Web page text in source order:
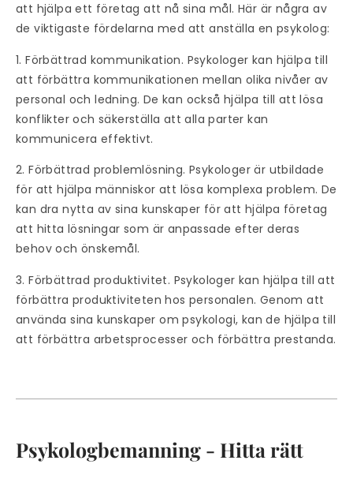
att hjälpa ett företag att nå sina mål. Här är några av
de viktigaste fördelarna med att anställa en psykolog:
1. Förbättrad kommunikation. Psykologer kan hjälpa till
att förbättra kommunikationen mellan olika nivåer av
personal och ledning. De kan också hjälpa till att lösa
konflikter och säkerställa att alla parter kan
kommunicera effektivt.
2. Förbättrad problemlösning. Psykologer är utbildade
för att hjälpa människor att lösa komplexa problem. De
kan dra nytta av sina kunskaper för att hjälpa företag
att hitta lösningar som är anpassade efter deras
behov och önskemål.
3. Förbättrad produktivitet. Psykologer kan hjälpa till att
förbättra produktiviteten hos personalen. Genom att
använda sina kunskaper om psykologi, kan de hjälpa till
att förbättra arbetsprocesser och förbättra prestanda.
Psykologbemanning - Hitta rätt